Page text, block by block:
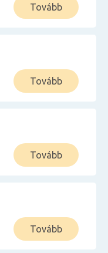
Tovább
Tovább
Tovább
Tovább